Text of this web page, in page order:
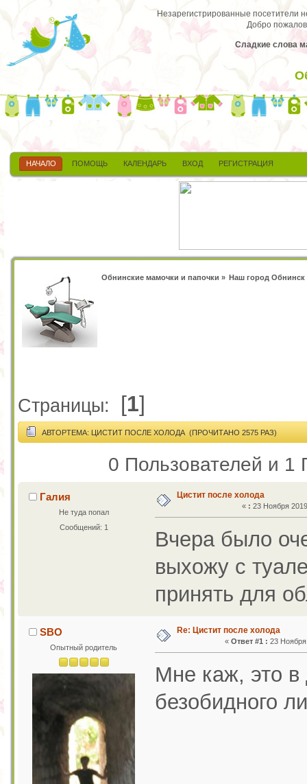
Незарегистрированные посетители
Добро
Сладкие слова
НАЧАЛО ПОМОЩЬ КАЛЕНДАРЬ ВХОД РЕГИСТРАЦИЯ
Обнинские мамочки и папочки » Наш город Обнинск
Страницы: [1]
АВТОРТЕМА: ЦИСТИТ ПОСЛЕ ХОЛОДА (ПРОЧИТАНО 2575 РАЗ)
0 Пользователей и 1
Галия
Не туда попал
Сообщений: 1
Цистит после холода
« : 23 Ноября
Вчера было
выхожу с
принять для
SBO
Опытный родитель
Re: Цистит после холода
« Ответ #1 : 23
Мне каж, это в
безобидного